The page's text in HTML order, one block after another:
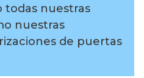
todas nuestras
nuestras
de puertas